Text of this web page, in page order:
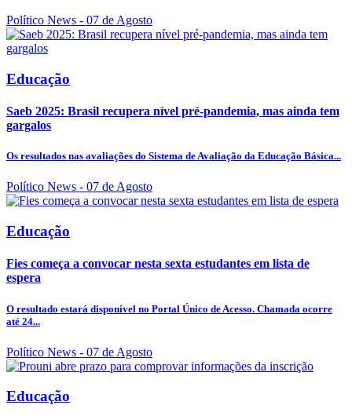
Político News - 07 de Agosto
Educação
Saeb 2025: Brasil recupera nível pré-pandemia, mas ainda tem
gargalos
Os resultados nas avaliações do Sistema de Avaliação da Educação Básica...
Político News - 07 de Agosto
Educação
Fies começa a convocar nesta sexta estudantes em lista de
espera
O resultado estará disponível no Portal Único de Acesso. Chamada ocorre
até 24...
Político News - 07 de Agosto
Educação